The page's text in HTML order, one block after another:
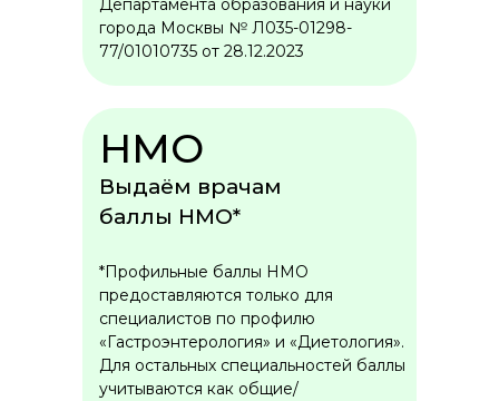
Выдаём врачам
баллы НМО*
НМО
*Профильные баллы НМО
предоставляются только для
специалистов по профилю
«Гастроэнтерология» и «Диетология».
Для остальных специальностей баллы
учитываются как общие/
Департамента образования и науки
города Москвы № Л035-01298-
77/01010735 от 28.12.2023